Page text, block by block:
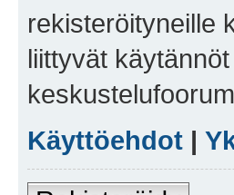
rekisteröityneille
liittyvät
Käyttöehdot |